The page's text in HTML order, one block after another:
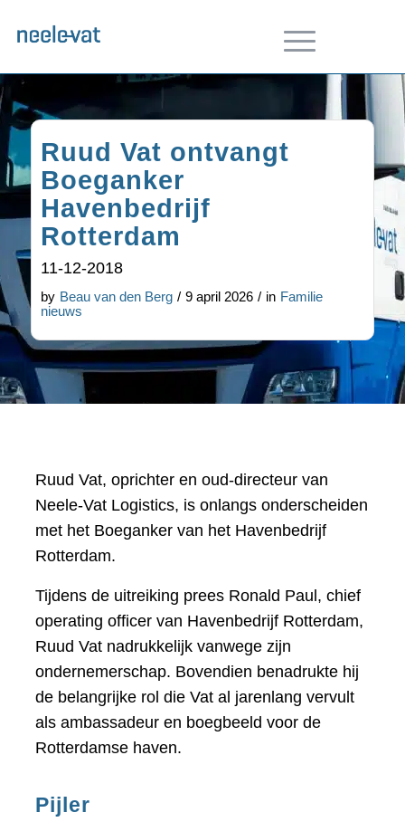
Ruud Vat ontvangt
Boeganker
Havenbedrijf
Rotterdam
11-12-2018
by Beau van den Berg / 9 april 2026 / in Familie
nieuws
Ruud Vat, oprichter en oud-directeur van
Neele-Vat Logistics, is onlangs onderscheiden
met het Boeganker van het Havenbedrijf
Rotterdam.
Tijdens de uitreiking prees Ronald Paul, chief
operating officer van Havenbedrijf Rotterdam,
Ruud Vat nadrukkelijk vanwege zijn
ondernemerschap. Bovendien benadrukte hij
de belangrijke rol die Vat al jarenlang vervult
als ambassadeur en boegbeeld voor de
Rotterdamse haven.
Pijler